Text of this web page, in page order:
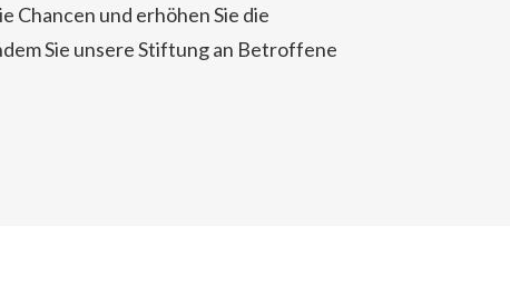
Chancen und erhöhen Sie die
Sie unsere Stiftung an Betroffene